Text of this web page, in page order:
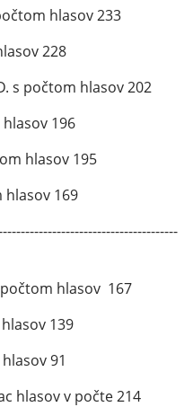
hlasov 233
228
s počtom hlasov 202
hlasov 196
hlasov 195
hlasov 169
počtom hlasov 167
139
91
hlasov v počte 214